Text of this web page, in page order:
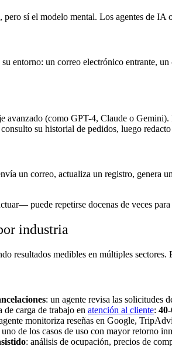
pero sí el modelo mental. Los agentes de IA
entorno: un correo electrónico entrante,
avanzado (como GPT-4, Claude o
su historial de pedidos, luego redacto
un correo, actualiza un registro, genera
puede repetirse docenas de veces
industria
resultados medibles en múltiples
: un agente revisa las solicitudes
carga de trabajo en atención al cliente:
monitoriza reseñas en Google,
uno de los casos de uso con mayor retorno
: análisis de ocupación, precios de